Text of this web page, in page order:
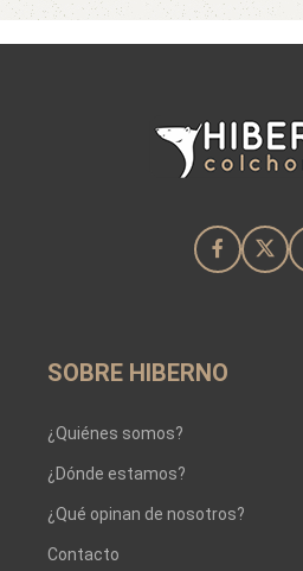
SOBRE HIBERNO
¿Quiénes somos?
¿Dónde estamos?
¿Qué opinan de nosotros?
Contacto